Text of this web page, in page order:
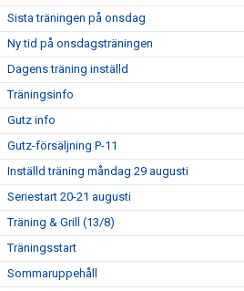
Sista träningen på onsdag
Ny tid på onsdagsträningen
Dagens träning inställd
Träningsinfo
Gutz info
Gutz-försäljning P-11
Inställd träning måndag 29 augusti
Seriestart 20-21 augusti
Träning & Grill (13/8)
Träningsstart
Sommaruppehåll